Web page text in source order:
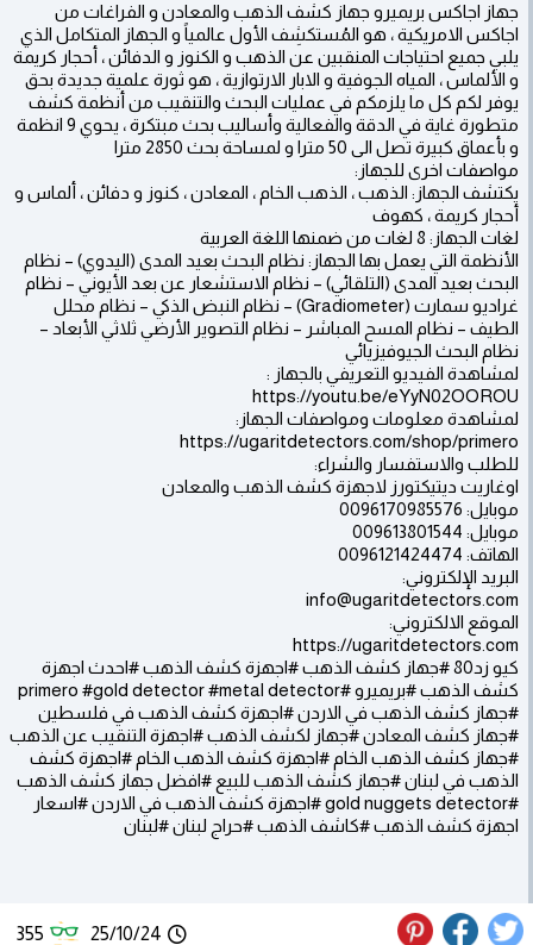
جهاز اجاكس بريميرو جهاز كشف الذهب والمعادن و الفراغات من
اجاكس الامريكية ، هو المُستكشِف الأول عالمياً و الجهاز المتكامل الذي
يلبي جميع احتياجات المنقبين عن الذهب و الكنوز و الدفائن ، أحجار كريمة
و الألماس ، المياه الجوفية و الابار الارتوازية ، هو ثورة علمية جديدة بحق
يوفر لكم كل ما يلزمكم في عمليات البحث والتنقيب من أنظمة كشف
متطورة غاية في الدقة والفعالية وأساليب بحث مبتكرة ، يحوي 9 انظمة
و بأعماق كبيرة تصل الى 50 مترا و لمساحة بحث 2850 مترا
مواصفات اخرى للجهاز:
يكتشف الجهاز: الذهب ، الذهب الخام ، المعادن ، كنوز و دفائن ، ألماس و
أحجار كريمة ، كهوف
لغات الجهاز: 8 لغات من ضمنها اللغة العربية
الأنظمة التي يعمل بها الجهاز: نظام البحث بعيد المدى (اليدوي) – نظام
البحث بعيد المدى (التلقائي) – نظام الاستشعار عن بعد الأيوني – نظام
غراديو سمارت (Gradiometer) – نظام النبض الذكي – نظام محلل
الطيف – نظام المسح المباشر – نظام التصوير الأرضي ثلاثي الأبعاد –
نظام البحث الجيوفيزيائي
لمشاهدة الفيديو التعريفي بالجهاز :
https://youtu.be/eYyN02OOROU
لمشاهدة معلومات ومواصفات الجهاز:
https://ugaritdetectors.com/shop/primero
للطلب والاستفسار والشراء:
اوغاريت ديتيكتورز لاجهزة كشف الذهب والمعادن
موبايل: 0096170985576
موبايل: 009613801544
الهاتف: 0096121424474
البريد الإلكتروني:
info@ugaritdetectors.com
الموقع الالكتروني:
https://ugaritdetectors.com
كيو زد80 #جهاز كشف الذهب #اجهزة كشف الذهب #احدث اجهزة
كشف الذهب #بريميرو #primero #gold detector #metal detector
#جهاز كشف الذهب في الاردن #اجهزة كشف الذهب في فلسطين
#جهاز كشف المعادن #جهاز لكشف الذهب #اجهزة التنقيب عن الذهب
#جهاز كشف الذهب الخام #اجهزة كشف الذهب الخام #اجهزة كشف
الذهب في لبنان #جهاز كشف الذهب للبيع #افضل جهاز كشف الذهب
#gold nuggets detector #اجهزة كشف الذهب في الاردن #اسعار
اجهزة كشف الذهب #كاشف الذهب #حراج لبنان #لبنان
25/10/24
355